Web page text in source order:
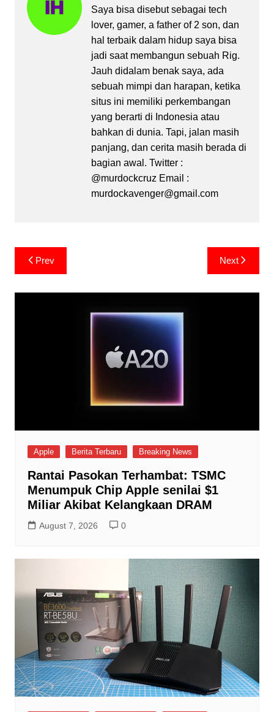
Saya bisa disebut sebagai tech
lover, gamer, a father of 2 son, dan
hal terbaik dalam hidup saya bisa
jadi saat membangun sebuah Rig.
Jauh didalam benak saya, ada
sebuah mimpi dan harapan, ketika
situs ini memiliki perkembangan
yang berarti di Indonesia atau
bahkan di dunia. Tapi, jalan masih
panjang, dan cerita masih berada di
bagian awal. Twitter :
@murdockcruz Email :
murdockavenger@gmail.com
Post
navigation
Prev Next
Apple Berita Terbaru Breaking News
Rantai Pasokan Terhambat: TSMC
Menumpuk Chip Apple senilai $1
Miliar Akibat Kelangkaan DRAM
August 7, 2026 0